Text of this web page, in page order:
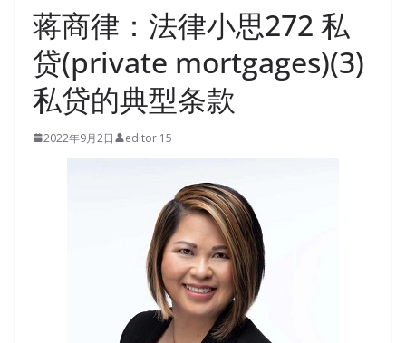
蒋商律：法律小思272 私
贷(private mortgages)(3)
私贷的典型条款
2022年9月2日 editor 15